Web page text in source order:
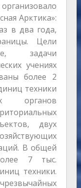
Арктика»:
в два года,
Цели
задачи
учениях
более 2
техники
органов
двух
В общей
7 тыс.
техники.